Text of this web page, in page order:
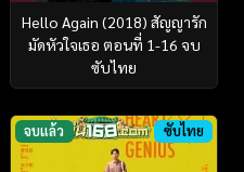
Hello Again (2018) สัญญารัก
มัดหัวใจเธอ ตอนที่ 1-16 จบ
ซับไทย
จบแล้ว ซับไทย